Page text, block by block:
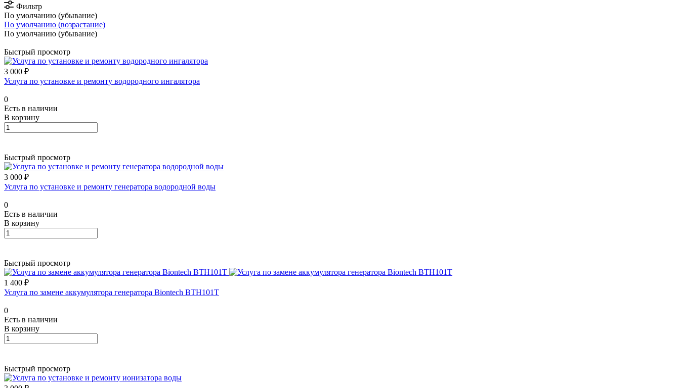
Фильтр
По умолчанию (убывание)
По умолчанию (возрастание)
По умолчанию (убывание)
Быстрый просмотр
3 000 ₽
Услуга по установке и ремонту водородного ингалятора
0
Есть в наличии
В корзину
Быстрый просмотр
3 000 ₽
Услуга по установке и ремонту генератора водородной воды
0
Есть в наличии
В корзину
Быстрый просмотр
1 400 ₽
Услуга по замене аккумулятора генератора Biontech BTH101T
0
Есть в наличии
В корзину
Быстрый просмотр